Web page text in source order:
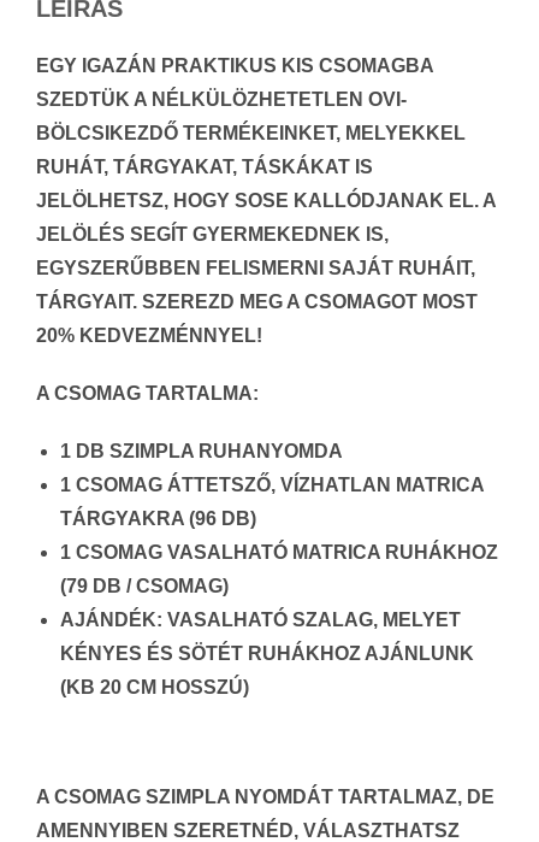
LEÍRÁS
EGY IGAZÁN PRAKTIKUS KIS CSOMAGBA
SZEDTÜK A NÉLKÜLÖZHETETLEN OVI-
BÖLCSIKEZDŐ TERMÉKEINKET, MELYEKKEL
RUHÁT, TÁRGYAKAT, TÁSKÁKAT IS
JELÖLHETSZ, HOGY SOSE KALLÓDJANAK EL. A
JELÖLÉS SEGÍT GYERMEKEDNEK IS,
EGYSZERŰBBEN FELISMERNI SAJÁT RUHÁIT,
TÁRGYAIT. SZEREZD MEG A CSOMAGOT MOST
20% KEDVEZMÉNNYEL!
A CSOMAG TARTALMA:
1 DB SZIMPLA RUHANYOMDA
1 CSOMAG ÁTTETSZŐ, VÍZHATLAN MATRICA
TÁRGYAKRA (96 DB)
1 CSOMAG VASALHATÓ MATRICA RUHÁKHOZ
(79 DB / CSOMAG)
AJÁNDÉK: VASALHATÓ SZALAG, MELYET
KÉNYES ÉS SÖTÉT RUHÁKHOZ AJÁNLUNK
(KB 20 CM HOSSZÚ)
A CSOMAG SZIMPLA NYOMDÁT TARTALMAZ, DE
AMENNYIBEN SZERETNÉD, VÁLASZTHATSZ